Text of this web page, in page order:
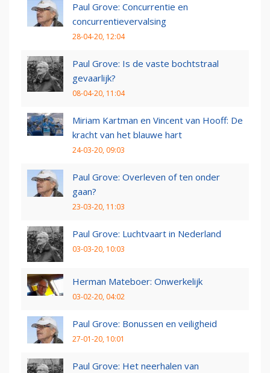
Paul Grove: Concurrentie en
concurrentievervalsing
28-04-20, 12:04
Paul Grove: Is de vaste bochtstraal
gevaarlijk?
08-04-20, 11:04
Miriam Kartman en Vincent van Hooff: De
kracht van het blauwe hart
24-03-20, 09:03
Paul Grove: Overleven of ten onder
gaan?
23-03-20, 11:03
Paul Grove: Luchtvaart in Nederland
03-03-20, 10:03
Herman Mateboer: Onwerkelijk
03-02-20, 04:02
Paul Grove: Bonussen en veiligheid
27-01-20, 10:01
Paul Grove: Het neerhalen van